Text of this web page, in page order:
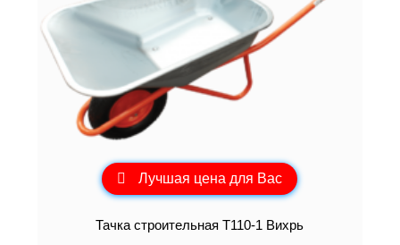
Лучшая цена для Вас
Тачка строительная Т110-1 Вихрь